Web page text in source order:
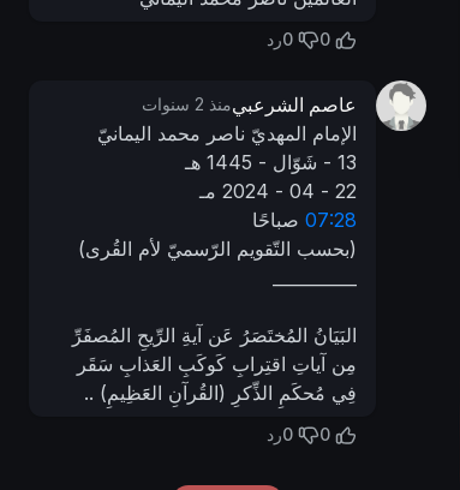
0
0رد
عاصم الشرعبيمنذ 2 سنوات
الإمام المهديّ ناصر محمد اليمانيّ
13 - شَوّال - 1445 هـ
22 - 04 - 2024 مـ
07:28صباحًا
(بحسب التّقويم الرّسميّ لأم القُرى)
البَيَانُ المُختَصَرُ عَن آيةِ الرِّيحِ المُصفَرِّ
مِن آياتِ اقتِرابِ كَوكَبِ العَذابِ سَقَر
فِي مُحكَمِ الذِّكرِ (القُرآنِ العََظِيمِ) ..
0
0رد